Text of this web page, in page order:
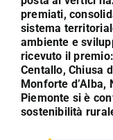
premiati,
sistema
ambiente e
ricevuto il
Centallo, Chiusa
Monforte d’Alba,
Piemonte si è
sostenibilità